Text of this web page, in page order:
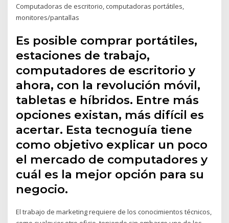
Computadoras de escritorio, computadoras portátiles,
monitores/pantallas
Es posible comprar portátiles,
estaciones de trabajo,
computadores de escritorio y
ahora, con la revolución móvil,
tabletas e híbridos. Entre más
opciones existan, más difícil es
acertar. Esta tecnoguía tiene
como objetivo explicar un poco
el mercado de computadores y
cuál es la mejor opción para su
negocio.
El trabajo de marketing requiere de los conocimientos técnicos,